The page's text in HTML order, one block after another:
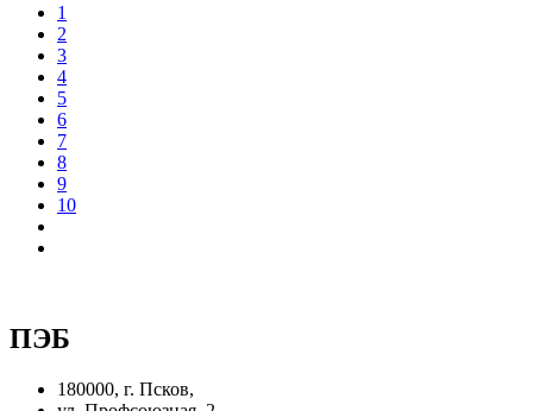
1
2
3
4
5
6
7
8
9
10
ПЭБ
180000, г. Псков,